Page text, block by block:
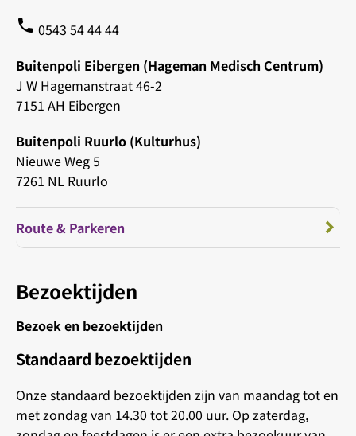
phone 0543 54 44 44
Buitenpoli Eibergen (Hageman Medisch Centrum)
J W Hagemanstraat 46-2
7151 AH Eibergen
Buitenpoli Ruurlo (Kulturhus)
Nieuwe Weg 5
7261 NL Ruurlo
Route & Parkeren
Bezoektijden
Bezoek en bezoektijden
Standaard bezoektijden
Onze standaard bezoektijden zijn van maandag tot en
met zondag van 14.30 tot 20.00 uur. Op zaterdag,